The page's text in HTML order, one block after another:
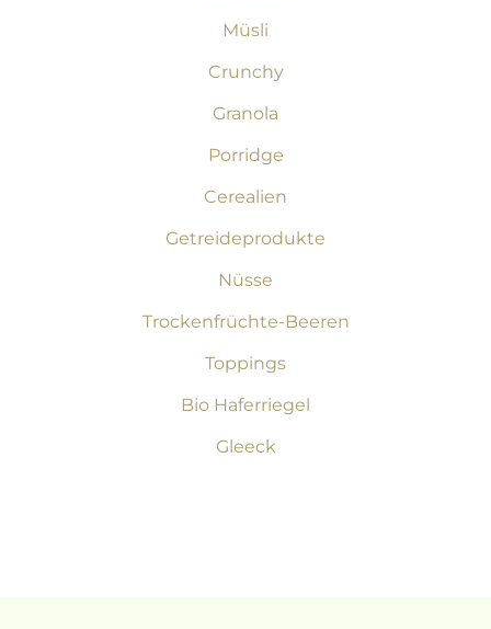
Müsli
Crunchy
Granola
Porridge
Cerealien
Getreideprodukte
Nüsse
Trockenfrüchte-Beeren
Toppings
Bio Haferriegel
Gleeck